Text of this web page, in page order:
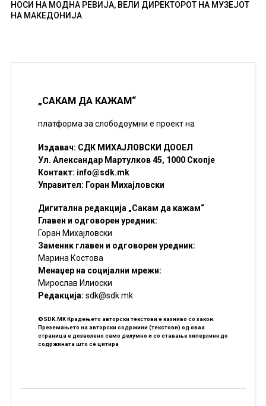
НОСИ НА МОДНА РЕВИЈА, ВЕЛИ ДИРЕКТОРОТ НА МУЗЕЈОТ
НА МАКЕДОНИЈА
„САКАМ ДА КАЖАМ“
платформа за слободоумни е проект на
Издавач: СДК МИХАЈЛОВСКИ ДООЕЛ
Ул. Александар Мартулков 45, 1000 Скопје
Контакт: info@sdk.mk
Управител: Горан Михајловски
Дигитална редакција „Сакам да кажам“
Главен и одговорен уредник:
Горан Михајловски
Заменик главен и одговорен уредник:
Марина Костова
Менаџер на социјални мрежи:
Мирослав Илиоски
Редакцијa: sdk@sdk.mk
©SDK.MK Крадењето авторски текстови е казниво со закон.
Преземањето на авторски содржини (текстови) од оваа
страница е дозволено само делумно и со ставање хиперлинк до
содржината што се цитира